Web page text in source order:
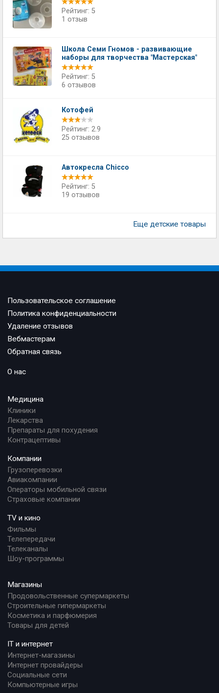
Рейтинг: 5
1 отзыв
Школа Семи Гномов - развивающие
наборы для творчества "Мастерская"
Рейтинг: 5
6 отзывов
Котофей
Рейтинг: 2.9
25 отзывов
Автокресла Chicco
Рейтинг: 5
19 отзывов
Еще детские товары
Пользовательское соглашение
Политика конфиденциальности
Удаление отзывов
Вебмастерам
Обратная связь
О нас
Медицина
Клиники
Лекарства
Препараты для похудения
Контрацептивы
Компании
Грузоперевозки
Авиакомпании
Операторы мобильной связи
Страховые компании
TV и кино
Фильмы
Телепередачи
Телеканалы
Шоу-программы
Магазины
Продовольственные супермаркеты
Строительные гипермаркеты
Косметика и парфюмерия
Товары для детей
IT и интернет
Интернет-магазины
Интернет провайдеры
Социальные сети
Компьютерные игры